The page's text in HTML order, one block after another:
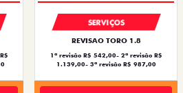
SERVIÇOS
REVISAO TORO 1.8
1ª revisão R$ 542,00- 2ª revisão R$
1.139,00- 3ª revisão R$ 987,00